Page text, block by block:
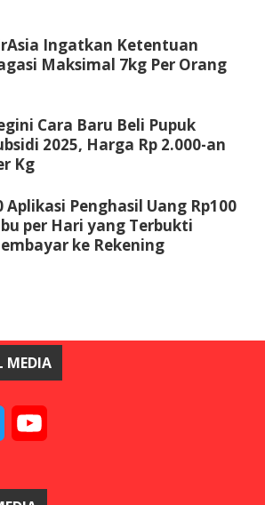
Ingatkan Ketentuan
Maksimal 7kg Per Orang
Cara Baru Beli Pupuk
2025, Harga Rp 2.000-an
Kg
Aplikasi Penghasil Uang Rp100
per Hari yang Terbukti
ke Rekening
MEDIA
Twitter